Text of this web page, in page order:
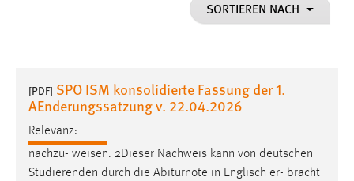
SORTIEREN NACH
[PDF] SPO ISM konsolidierte Fassung der 1.
AEnderungssatzung v. 22.04.2026
Relevanz:
nachzu- weisen. 2Dieser Nachweis kann von deutschen
Studierenden durch die Abiturnote in Englisch er- bracht
Performance
Name:
staticfilecache
Zweck:
Für performante Seitenauslieferung wird in diesem Cookie